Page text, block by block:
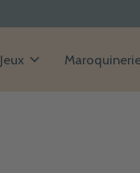
Jeux